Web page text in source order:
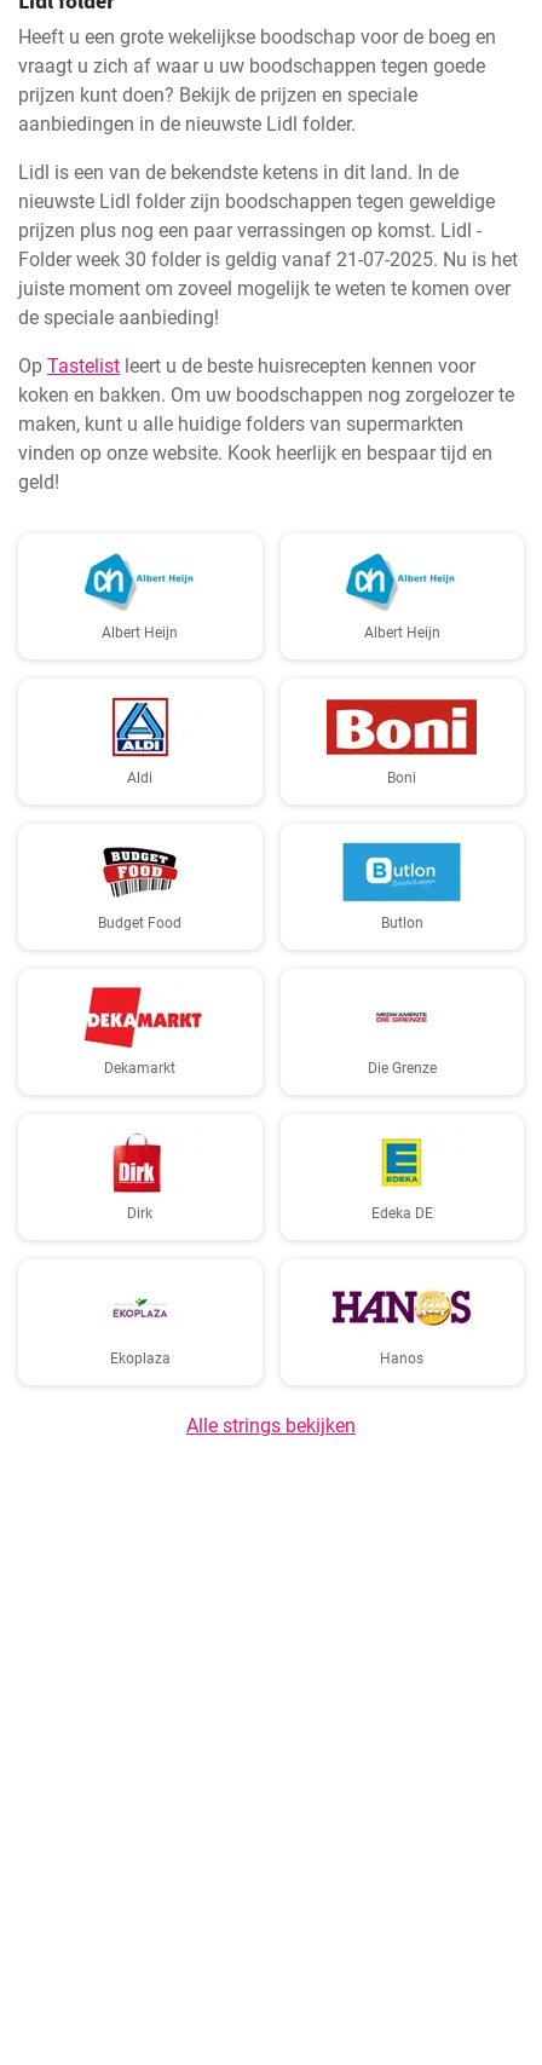
Heeft u een grote wekelijkse boodschap voor de boeg en
vraagt u zich af waar u uw boodschappen tegen goede
prijzen kunt doen? Bekijk de prijzen en speciale
aanbiedingen in de nieuwste Lidl folder.
Lidl is een van de bekendste ketens in dit land. In de
nieuwste Lidl folder zijn boodschappen tegen geweldige
prijzen plus nog een paar verrassingen op komst. Lidl -
Folder week 30 folder is geldig vanaf 21-07-2025. Nu is het
juiste moment om zoveel mogelijk te weten te komen over
de speciale aanbieding!
Op Tastelist leert u de beste huisrecepten kennen voor
koken en bakken. Om uw boodschappen nog zorgelozer te
maken, kunt u alle huidige folders van supermarkten
vinden op onze website. Kook heerlijk en bespaar tijd en
geld!
Albert Heijn Albert Heijn
Aldi Boni
Budget Food Butlon
Dekamarkt Die Grenze
Dirk Edeka DE
Ekoplaza Hanos
Alle strings bekijken